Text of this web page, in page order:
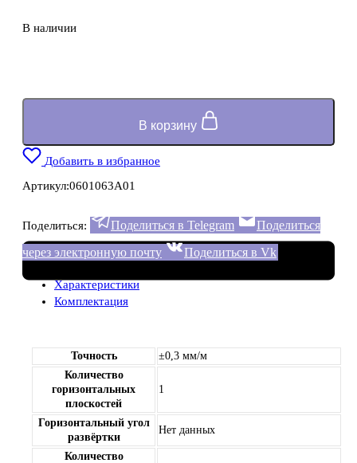
В наличии
В корзину
Добавить в избранное
Артикул:0601063A01
Поделиться: Поделиться в Telegram
Поделиться
через электронную почту
Поделиться в Vk
Характеристики
Комплектация
Точность
±0,3 мм/м
Количество
горизонтальных
плоскостей
1
Горизонтальный угол
развёртки
Нет данных
Количество